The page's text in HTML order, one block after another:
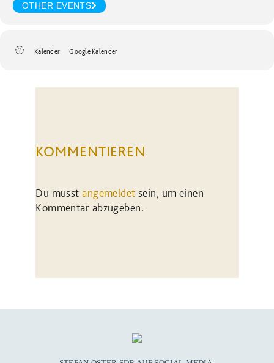
OTHER EVENTS
Kalender Google Kalender
KOMMENTIEREN
Du musstangemeldet sein, um einen
Kommentar abzugeben.